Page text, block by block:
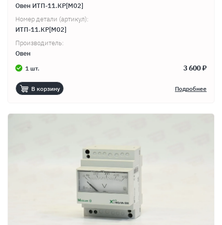
Овен ИТП-11.КР[М02]
Номер детали (артикул):
ИТП-11.КР[М02]
Производитель:
Овен
1 шт. 3 600 ₽
В корзину Подробнее